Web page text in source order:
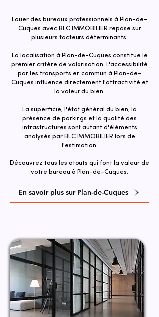
Louer des bureaux professionnels à Plan-de-
Cuques avec BLC IMMOBILIER repose sur
plusieurs facteurs déterminants.
La localisation à Plan-de-Cuques constitue le
premier critère de valorisation. L'accessibilité
par les transports en commun à Plan-de-
Cuques influence directement l'attractivité et
la valeur du bien.​
La superficie, l'état général du bien, la
présence de parkings et la qualité des
infrastructures sont autant d'éléments
analysés par BLC IMMOBILIER lors de
l'estimation.
Découvrez tous les atouts qui font la valeur de
votre bureau à Plan-de-Cuques.
En savoir plus sur Plan-de-Cuques